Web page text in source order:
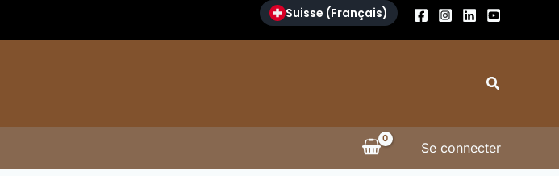
Suisse (Français)
Search
Se connecter